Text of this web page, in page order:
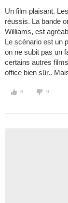
Un film plaisant.
réussis. La bande
Williams, est
Le scénario est un
on ne subit pas un
certains autres
office bien sûr..
0 0